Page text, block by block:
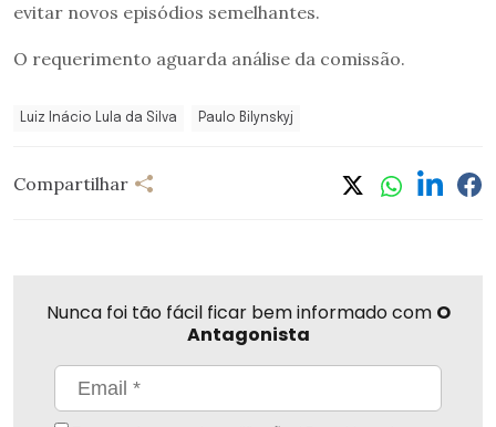
evitar novos episódios semelhantes.
O requerimento aguarda análise da comissão.
Luiz Inácio Lula da Silva Paulo Bilynskyj
Compartilhar
Nunca foi tão fácil ficar bem informado com O
Antagonista